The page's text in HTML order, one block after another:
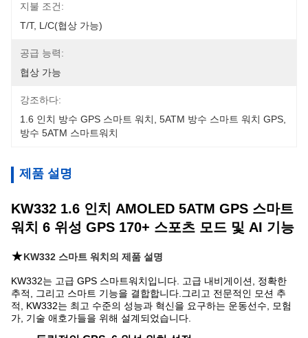
지불 조건:
T/T, L/C(협상 가능)
공급 능력:
협상 가능
강조하다:
1.6 인치 방수 GPS 스마트 워치
5ATM 방수 스마트 워치 GPS
방수 5ATM 스마트워치
제품 설명
KW332 1.6 인치 AMOLED 5ATM GPS 스마트
워치 6 위성 GPS 170+ 스포츠 모드 및 AI 기능
★KW332 스마트 워치의 제품 설명
KW332는 고급 GPS 스마트워치입니다. 고급 내비게이션, 정확한
추적, 그리고 스마트 기능을 결합합니다.그리고 전문적인 모션 추
적, KW332는 최고 수준의 성능과 혁신을 요구하는 운동선수, 모험
가, 기술 애호가들을 위해 설계되었습니다.